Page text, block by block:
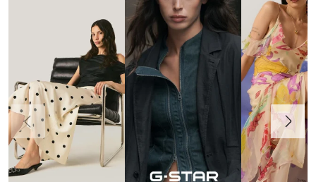
Anteriormente